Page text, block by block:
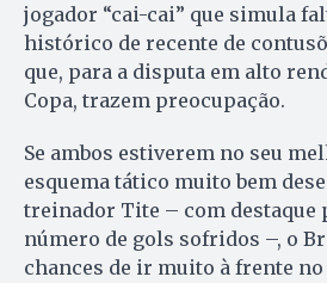
jogador “cai-cai” que simula
histórico de recente de
que, para a disputa em alto
Copa, trazem preocupação.
Se ambos estiverem no seu
esquema tático muito bem
treinador Tite – com destaque
número de gols sofridos –, o
chances de ir muito à frente no